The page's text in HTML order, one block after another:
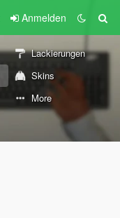
Anmelden
Lackierungen
Skins
More